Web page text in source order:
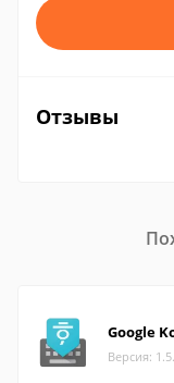
Отзывы
Google
Версия: